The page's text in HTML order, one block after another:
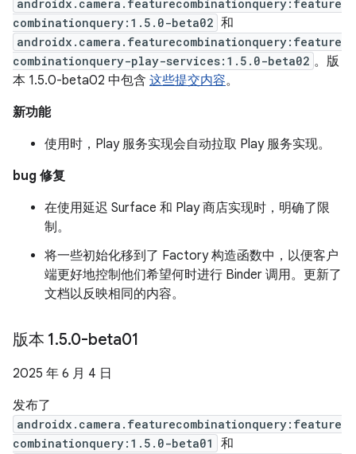
androidx.camera.featurecombinationquery:feature
combinationquery:1.5.0-beta02 和
androidx.camera.featurecombinationquery:feature
combinationquery-play-services:1.5.0-beta02 。版
本 1.5.0-beta02 中包含 这些提交内容。
新功能
使用时，Play 服务实现会自动拉取 Play 服务实现。
bug 修复
在使用延迟 Surface 和 Play 商店实现时，明确了限
制。
将一些初始化移到了 Factory 构造函数中，以便客户
端更好地控制他们希望何时进行 Binder 调用。更新了
文档以反映相同的内容。
版本 1.5.0-beta01
2025 年 6 月 4 日
发布了
androidx.camera.featurecombinationquery:feature
combinationquery:1.5.0-beta01
和